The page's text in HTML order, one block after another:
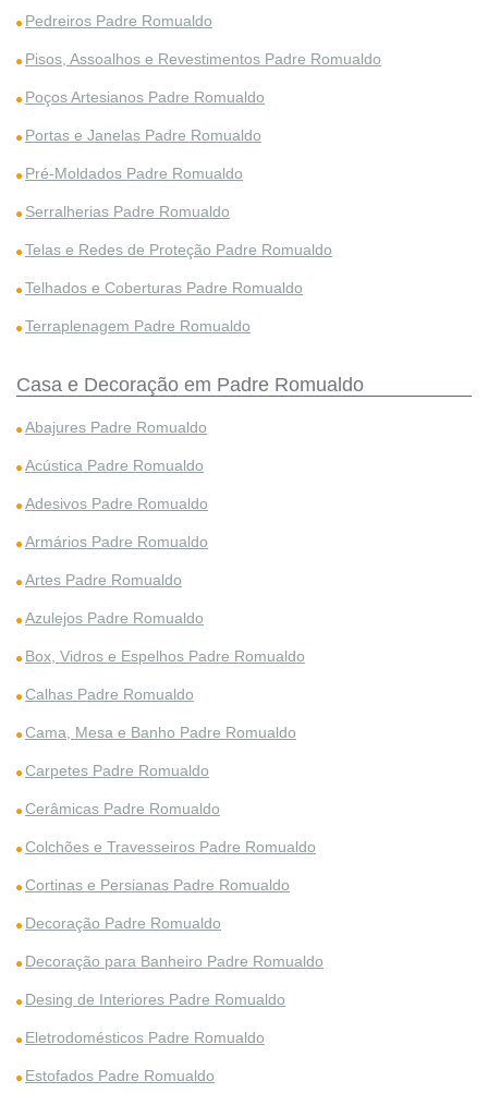
Pedreiros Padre Romualdo
Pisos, Assoalhos e Revestimentos Padre Romualdo
Poços Artesianos Padre Romualdo
Portas e Janelas Padre Romualdo
Pré-Moldados Padre Romualdo
Serralherias Padre Romualdo
Telas e Redes de Proteção Padre Romualdo
Telhados e Coberturas Padre Romualdo
Terraplenagem Padre Romualdo
Casa e Decoração em Padre Romualdo
Abajures Padre Romualdo
Acústica Padre Romualdo
Adesivos Padre Romualdo
Armários Padre Romualdo
Artes Padre Romualdo
Azulejos Padre Romualdo
Box, Vidros e Espelhos Padre Romualdo
Calhas Padre Romualdo
Cama, Mesa e Banho Padre Romualdo
Carpetes Padre Romualdo
Cerâmicas Padre Romualdo
Colchões e Travesseiros Padre Romualdo
Cortinas e Persianas Padre Romualdo
Decoração Padre Romualdo
Decoração para Banheiro Padre Romualdo
Desing de Interiores Padre Romualdo
Eletrodomésticos Padre Romualdo
Estofados Padre Romualdo